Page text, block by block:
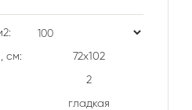
см: 72х102
2
гладкая